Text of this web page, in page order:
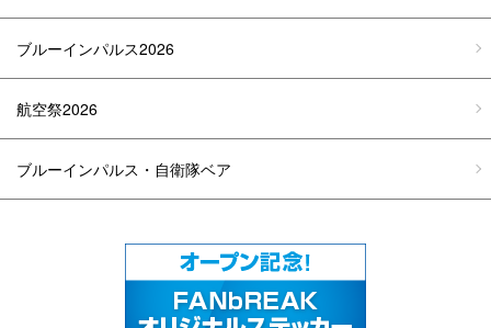
ブルーインパルス2026
航空祭2026
ブルーインパルス・自衛隊ベア